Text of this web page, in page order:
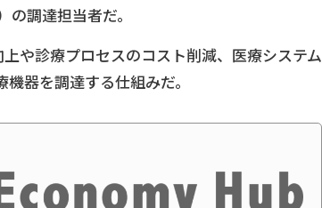
調達担当者だ。
や診療プロセスのコスト削減、医療システム
器を調達する仕組みだ。